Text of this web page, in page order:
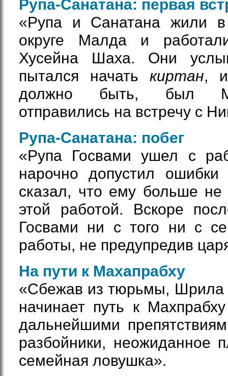
Рупа-Санатана: первая
«Рупа и Санатана жили
округе Малда и
Хусейна Шаха. Они
пытался начать киртан,
должно быть, был
отправились на встречу с
Рупа-Санатана: побег
«Рупа Госвами ушел с
нарочно допустил
сказал, что ему больше не
этой работой. Вскоре
Госвами ни с того ни с
работы, не предупредив
На пути к Махапрабху
«Сбежав из тюрьмы, Шрила
начинает путь к
дальнейшими
разбойники, неожиданное
семейная ловушка».